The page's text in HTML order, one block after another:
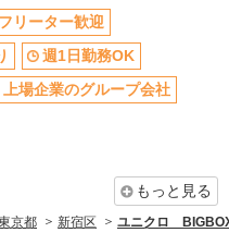
プの販売スタッフ
間中 時給1,240
期間2ヶ月） ※資格・経験によ
新宿1－1－4 京王新宿百貨店
ップの販売スタッフ
交通費支給
フリーター歓迎
週1日勤務OK
上場企業のグループ会社
もっと見る
京都 新宿区 ユニクロ